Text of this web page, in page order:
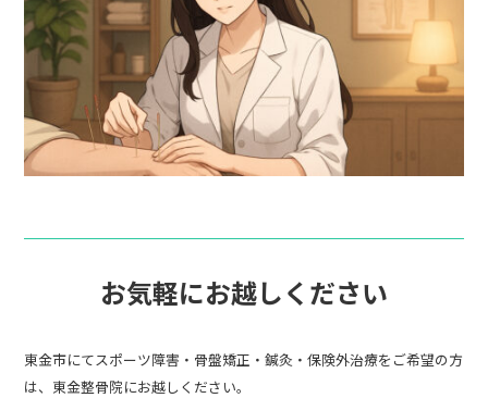
お気軽にお越しください
東金市にてスポーツ障害・骨盤矯正・鍼灸・保険外治療をご希望の方
は、東金整骨院にお越しください。